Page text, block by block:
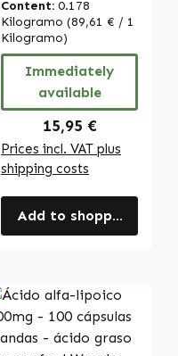
vitamina E - para
la protección
celular | Warnke
Vitalstoffe
Content: 0.178
Kilogramo (89,61 € / 1
Kilogramo)
Immediately
available
Regular price:
15,95 €
Prices incl. VAT plus
shipping costs
Add to shopping cart